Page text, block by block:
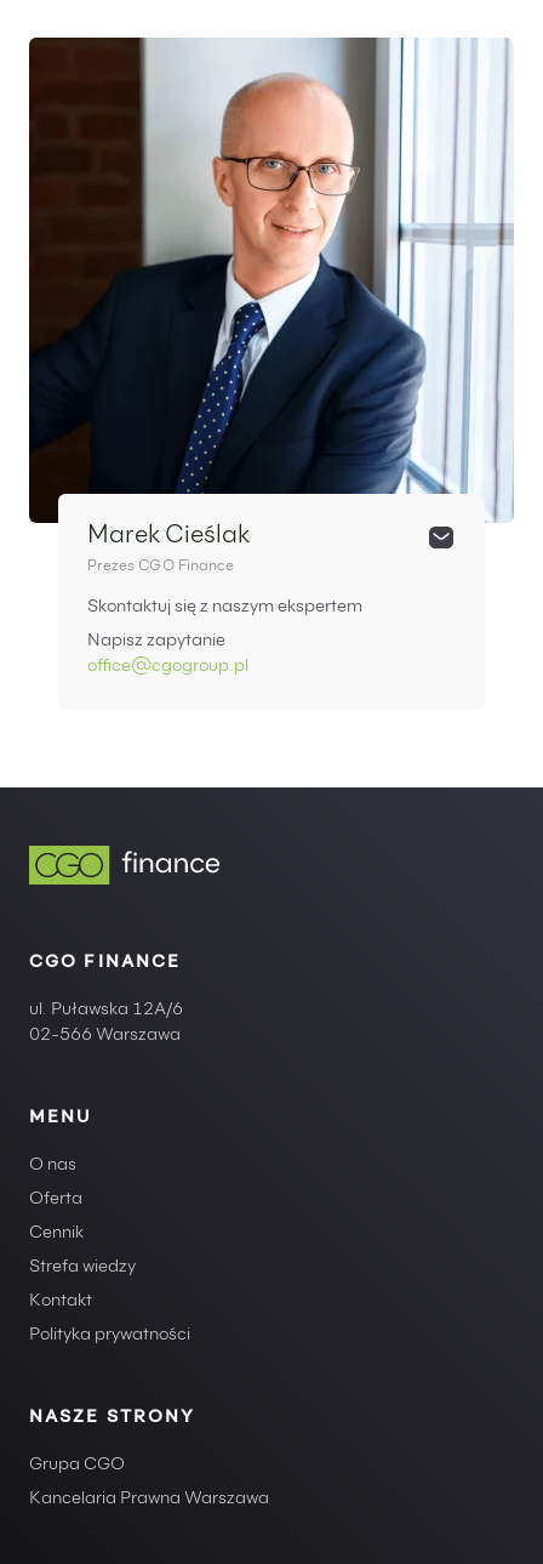
Marek Cieślak
Prezes CGO Finance
Skontaktuj się z naszym ekspertem
Napisz zapytanie
office@cgogroup.pl
CGO FINANCE
ul. Puławska 12A/6
02-566 Warszawa
MENU
O nas
Oferta
Cennik
Strefa wiedzy
Kontakt
Polityka prywatności
NASZE STRONY
Grupa CGO
Kancelaria Prawna Warszawa